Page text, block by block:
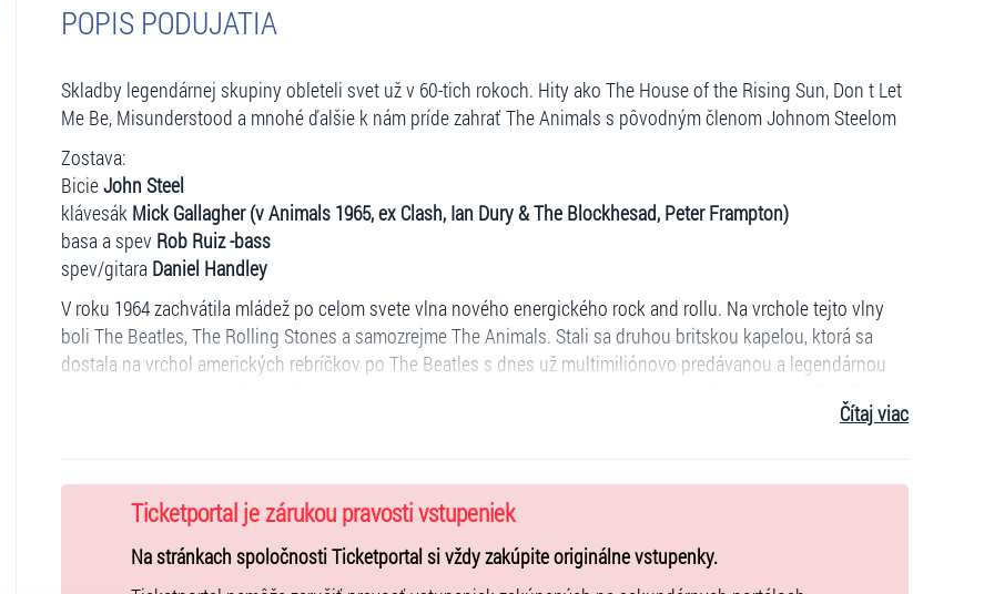
POPIS PODUJATIA
Skladby legendárnej skupiny obleteli svet už v 60-tich rokoch. Hity ako The House of the Rising Sun, Don t Let
Me Be, Misunderstood a mnohé ďalšie k nám príde zahrať The Animals s pôvodným členom Johnom Steelom
Zostava:
BicieJohn Steel
klávesákMick Gallagher (v Animals 1965, ex Clash, Ian Dury & The Blockhesad, Peter Frampton)
basa a spev Rob Ruiz -bass
spev/gitara Daniel Handley
V roku 1964 zachvátila mládež po celom svete vlna nového energického rock and rollu. Na vrchole tejto vlny
boli The Beatles, The Rolling Stones a samozrejme The Animals. Stali sa druhou britskou kapelou, ktorá sa
dostala na vrchol amerických rebríčkov po The Beatles s dnes už multimiliónovo predávanou a legendárnou
ktorých mnohé získali prvé miesto v rôznych častiach sveta. Len v Británii sa dostali minimálne dvanásť krát
Záujem o nostalgiu je skutočne veľký a jedno je isté – aj u nás je veľa ľudí, ktorí stále chcú počuť tieto klasické
skladby. The Animals stále patria medzi najuznávanejšie a najvyťaženejšie kapely, ktoré dodnes koncertujú po
Čítaj viac
Ticketportal je zárukou pravosti vstupeniek
Na stránkach spoločnosti Ticketportal si vždy zakúpite originálne vstupenky.